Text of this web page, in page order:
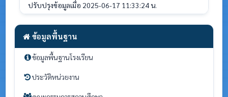
ข้อมูลพื้นฐาน
ข้อมูลพื้นฐานโรงเรียน
ประวัติหน่วยงาน
ปรับปรุงข้อมูลเมื่อ 2025-06-17 11:33:24 น.